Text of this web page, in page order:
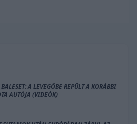
A LEVEGŐBE REPÜLT A KORÁBBI
AUTÓJA (VIDEÓK)